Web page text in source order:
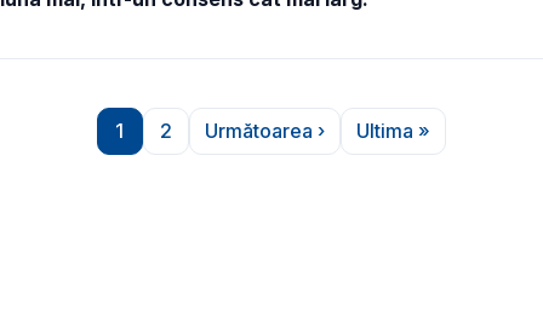
Pagina
1
Pagina
2
Pagina următoare
Următoarea ›
Ultima pagină
Ultima »